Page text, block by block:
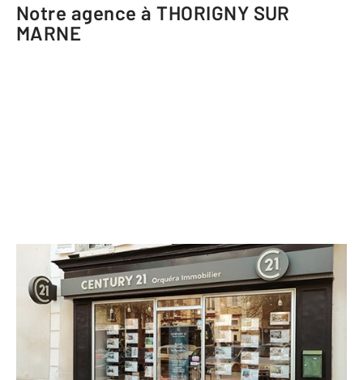
Notre agence à THORIGNY SUR
MARNE
CENTURY 21 Orquéra Immobilier
6 Place du Général Leclerc
THORIGNY SUR MARNE - 77400
Envoyer un message